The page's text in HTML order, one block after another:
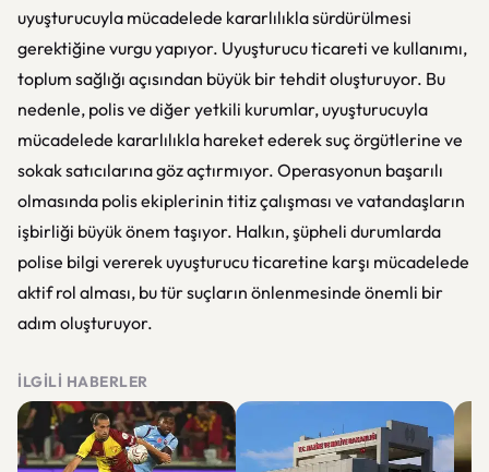
uyuşturucuyla mücadelede kararlılıkla sürdürülmesi
gerektiğine vurgu yapıyor. Uyuşturucu ticareti ve kullanımı,
toplum sağlığı açısından büyük bir tehdit oluşturuyor. Bu
nedenle, polis ve diğer yetkili kurumlar, uyuşturucuyla
mücadelede kararlılıkla hareket ederek suç örgütlerine ve
sokak satıcılarına göz açtırmıyor. Operasyonun başarılı
olmasında polis ekiplerinin titiz çalışması ve vatandaşların
işbirliği büyük önem taşıyor. Halkın, şüpheli durumlarda
polise bilgi vererek uyuşturucu ticaretine karşı mücadelede
aktif rol alması, bu tür suçların önlenmesinde önemli bir
adım oluşturuyor.
İLGILI HABERLER